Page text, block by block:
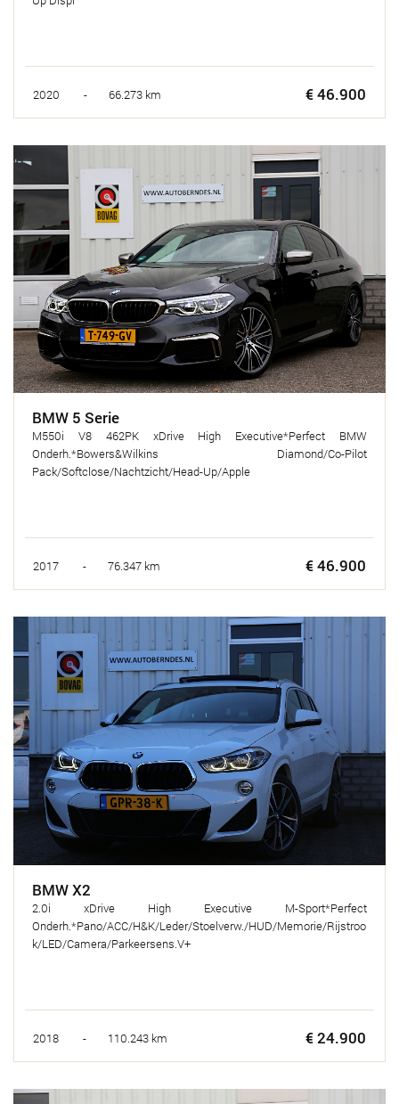
2020 - 66.273 km € 46.900
BMW 5 Serie
M550i V8 462PK xDrive High Executive*Perfect BMW
Onderh.*Bowers&Wilkins Diamond/Co-Pilot
Pack/Softclose/Nachtzicht/Head-Up/Apple
2017 - 76.347 km € 46.900
BMW X2
2.0i xDrive High Executive M-Sport*Perfect
Onderh.*Pano/ACC/H&K/Leder/Stoelverw./HUD/Memorie/Rijstroo
k/LED/Camera/Parkeersens.V+
2018 - 110.243 km € 24.900